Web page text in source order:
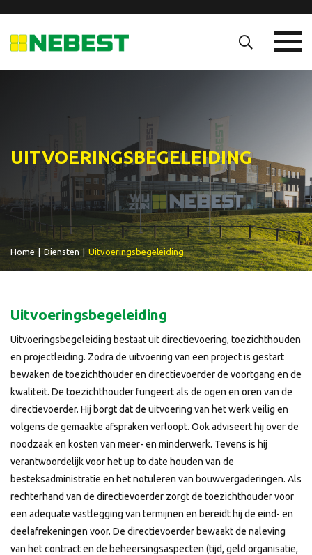
UITVOERINGSBEGELEIDING
Home Diensten | Uitvoeringsbegeleiding
Uitvoeringsbegeleiding
Uitvoeringsbegeleiding bestaat uit directievoering, toezichthouden
en projectleiding. Zodra de uitvoering van een project is gestart
bewaken de toezichthouder en directievoerder de voortgang en de
kwaliteit. De toezichthouder fungeert als de ogen en oren van de
directievoerder. Hij borgt dat de uitvoering van het werk veilig en
volgens de gemaakte afspraken verloopt. Ook adviseert hij over de
noodzaak en kosten van meer- en minderwerk. Tevens is hij
verantwoordelijk voor het up to date houden van de
besteksadministratie en het notuleren van bouwvergaderingen. Als
rechterhand van de directievoerder zorgt de toezichthouder voor
een adequate vastlegging van termijnen en bereidt hij de eind- en
deelafrekeningen voor. De directievoerder bewaakt de naleving
van het contract en de beheersingsaspecten (tijd, geld organisatie,